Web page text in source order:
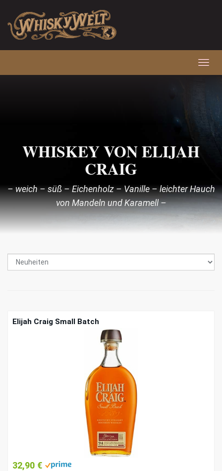
main
content
WHISKEY VON ELIJAH
CRAIG
– weich – süß – Eichenholz – Vanille – leichter Hauch
von Mandeln und Karamell –
Elijah Craig Small Batch
32,90 €